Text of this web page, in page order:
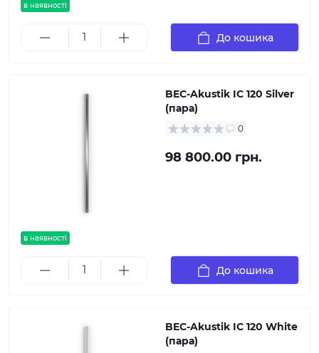
в наявності
До кошика
в наявності
BEC-Akustik IC 120 Silver
(пара)
0
98 800.00 грн.
До кошика
BEC-Akustik IC 120 White
(пара)